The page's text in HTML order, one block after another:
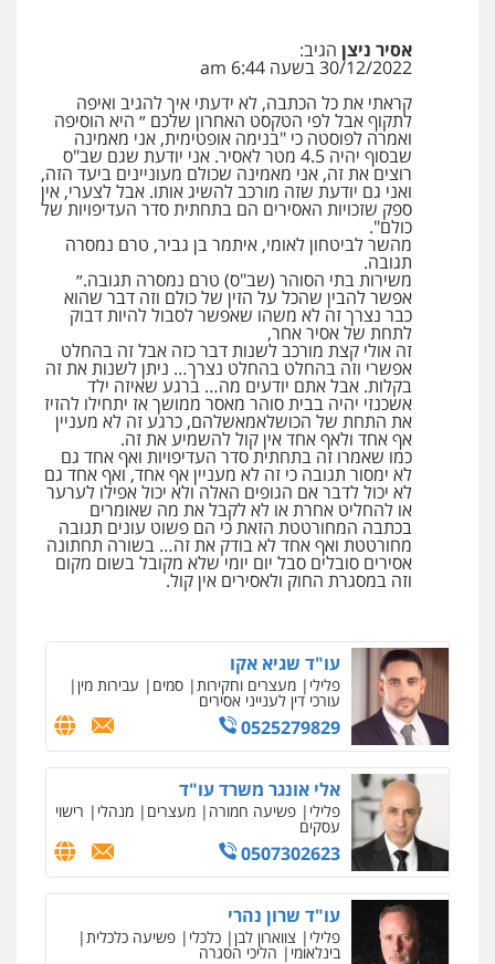
אסיר ניצן הגיב:
30/12/2022 בשעה 6:44 am
קראתי את כל הכתבה, לא ידעתי איך להגיב ואיפה
לתקוף אבל לפי הטקסט האחרון שלכם ״ היא הוסיפה
ואמרה לפוסטה כי "בנימה אופטימית, אני מאמינה
שבסוף יהיה 4.5 מטר לאסיר. אני יודעת שגם שב"ס
רוצים את זה, אני מאמינה שכולם מעוניינים ביעד הזה,
ואני גם יודעת שזה מורכב להשיג אותו. אבל לצערי, אין
ספק שזכויות האסירים הם בתחתית סדר העדיפויות של
כולם".
מהשר לביטחון לאומי, איתמר בן גביר, טרם נמסרה
תגובה.
משירות בתי הסוהר (שב"ס) טרם נמסרה תגובה.״
אפשר להבין שהכל על הזין של כולם וזה דבר שהוא
כבר נצרך זה לא משהו שאפשר לסבול להיות דבוק
לתחת של אסיר אחר,
זה אולי קצת מורכב לשנות דבר כזה אבל זה בהחלט
אפשרי וזה בהחלט בהחלט נצרך… ניתן לשנות את זה
בקלות. אבל אתם יודעים מה… ברגע שאיזה ילד
אשכנזי יהיה בבית סוהר מאסר ממושך אז יתחילו להזיז
את התחת של הכושלאמאשלהם, כרגע זה לא מעניין
אף אחד ולאף אחד אין קול להשמיע את זה.
כמו שאמרו זה בתחתית סדר העדיפויות ואף אחד גם
לא ימסור תגובה כי זה לא מעניין אף אחד, ואף אחד גם
לא יכול לדבר אם הגופים האלה ולא יכול אפילו לערער
או להחליט אחרת או לא לקבל את מה שאומרים
בכתבה המחורטטת הזאת כי הם פשוט עונים תגובה
מחורטטת ואף אחד לא בודק את זה… בשורה תחתונה
אסירים סובלים סבל יום יומי שלא מקובל בשום מקום
וזה במסגרת החוק ולאסירים אין קול.
פלילי
סמים עבירות מין
0523647066
ויקי שמואל – משרד עו"ד
פלילי משפט פלילי
0528959600
קורל קרוז – עורך דין פלילי
משפט פלילי
0545437431
עו"ד עלי סעדי
פלילי פשיעה חמורה ליווי וייצוג בחקירות
ומעצרים
0508824984
עו"ד תומר בנישתי
פלילי מעצרים וחקירות צווארון לבן פשיעה
חמורה
עו"ד שגיא אקו
פלילי מעצרים וחקירות סמים עבירות מין
עורכי דין לענייני אסירים
0525279829
אלי אונגר משרד עו"ד
פלילי פשיעה חמורה מעצרים מנהלי רישוי
עסקים
0507302623
עו"ד שרון נהרי
פלילי צווארון לבן כלכלי פשיעה כלכלית
בינלאומי הליכי הסגרה